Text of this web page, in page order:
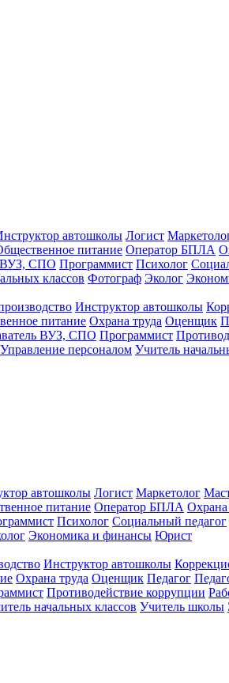
автошколы Логист
питание Оператор БПЛА
ВУЗ, СПО Программист Психолог
классов Фотограф Эколог
Инструктор автошколы
питание Охрана труда Оценщик
ВУЗ, СПО Программист
Управление персоналом Учитель
автошколы Логист Маркетолог
питание Оператор БПЛА Охрана
Психолог Социальный педагог
Экономика и финансы Юрист
Инструктор автошколы
Охрана труда Оценщик Педагог
Противодействие коррупции
начальных классов Учитель школы